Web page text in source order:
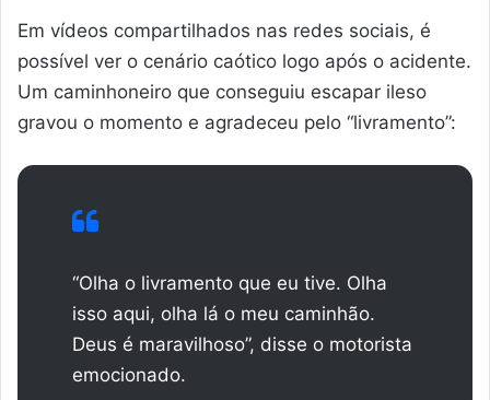
Em vídeos compartilhados nas redes sociais, é
possível ver o cenário caótico logo após o acidente.
Um caminhoneiro que conseguiu escapar ileso
gravou o momento e agradeceu pelo “livramento”:
“Olha o livramento que eu tive. Olha
isso aqui, olha lá o meu caminhão.
Deus é maravilhoso”, disse o motorista
emocionado.